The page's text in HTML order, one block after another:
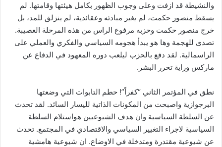
والنشيطة قد ازفت وعلى وجوب الظهور بكامل هيئتها وقامتها. لم
يسقط منصور حكمت، لم يغير مبادئه وعقائدية، لم ينزلق للمد، بل
خرج منصور حكمت وحزبه مرفوع الراس من هذه المرحلة العصيبة.
تصدى للهجمة وها هو يبدأ هجومه السياسي والفكري والعملي على
الراسمالية. لقد دفع بالحزب ليلعب دوره المعهود في الدفاع عن
ماركس وراية تحرر البشر.
نطق في المؤتمر الثاني “كفراً”! حطم التابوات التي وضعتها
البرجوازية واصبحت من المكونات الذاتية لليسار السائد. لقد تحدث
عن السلطة السياسية وان هدف الشيوعيين هواستلام السلطة
السياسية لاجراء التغيير السياسي والاقتصادي في المجتمع. تحدث
عن شيوعية مقتدرة ومتدخلة في الاوضاع. ان شيوعية هامشية